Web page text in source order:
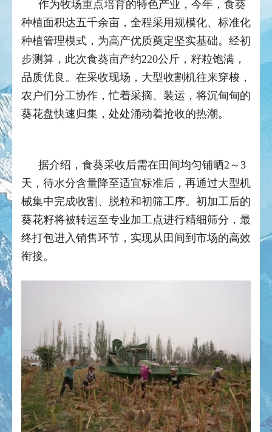
作为牧场重点培育的特色产业，今年，食葵
种植面积达五千余亩，全程采用规模化、标准化
种植管理模式，为高产优质奠定坚实基础。经初
步测算，此次食葵亩产约220公斤，籽粒饱满，
品质优良。在采收现场，大型收割机往来穿梭，
农户们分工协作，忙着采摘、装运，将沉甸甸的
葵花盘快速归集，处处涌动着抢收的热潮。
据介绍，食葵采收后需在田间均匀铺晒2～3
天，待水分含量降至适宜标准后，再通过大型机
械集中完成收割、脱粒和初筛工序。初加工后的
葵花籽将被转运至专业加工点进行精细筛分，最
终打包进入销售环节，实现从田间到市场的高效
衔接。